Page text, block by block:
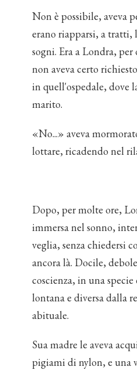
Non è possibile, aveva
erano riapparsi, a
sogni. Era a Londra,
non aveva certo
in quell'ospedale, dove
marito.
«No...» aveva
lottare, ricadendo nel
Dopo, per molte ore,
immersa nel sonno,
veglia, senza chiedersi
ancora là. Docile,
coscienza, in una specie
lontana e diversa dalla
abituale.
Sua madre le aveva
pigiami di nylon, e una